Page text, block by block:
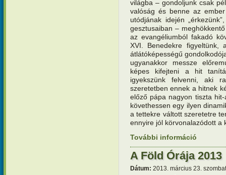
világba – gondoljunk csak
valóság és benne az
utódjának idején
gesztusaiban –
az evangéliumból fakadó
XVI. Benedekre figyeltünk,
átlátóképességű
ugyanakkor messze
képes kifejteni a hit
igyekszünk felvenni, aki
szeretetben ennek a hitnek
előző pápa nagyon tiszta
követhessen egy ilyen
a tettekre váltott szeretetre
ennyire jól körvonalazódott a
További információ
A Föld Órája 2013
Dátum: 2013. március 23.